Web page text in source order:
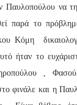
να
παρά το
Κόμη
ήταν το
,
φινάλε και η